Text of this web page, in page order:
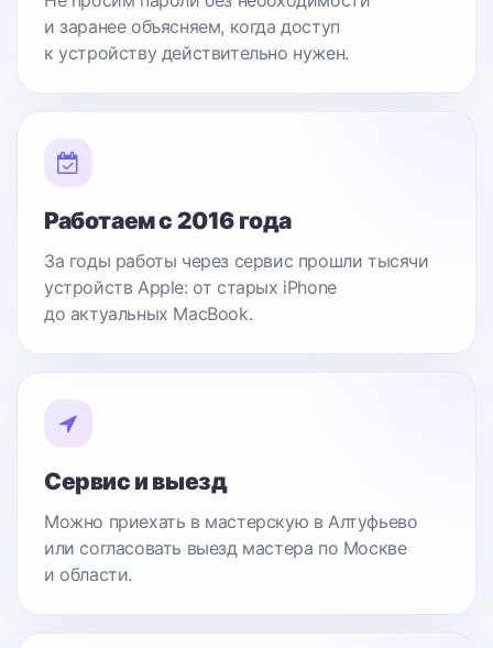
и заранее объясняем, когда доступ
к устройству действительно нужен.
Работаем с 2016 года
За годы работы через сервис прошли тысячи
устройств Apple: от старых iPhone
до актуальных MacBook.
Сервис и выезд
Можно приехать в мастерскую в Алтуфьево
или согласовать выезд мастера по Москве
и области.